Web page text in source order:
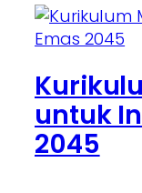
untuk
2045